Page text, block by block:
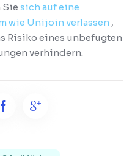
Sie sich auf eine
wie Unijoin verlassen ,
Risiko eines unbefugten
verhindern.